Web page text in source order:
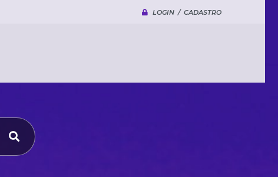
LOGIN / CADASTRO